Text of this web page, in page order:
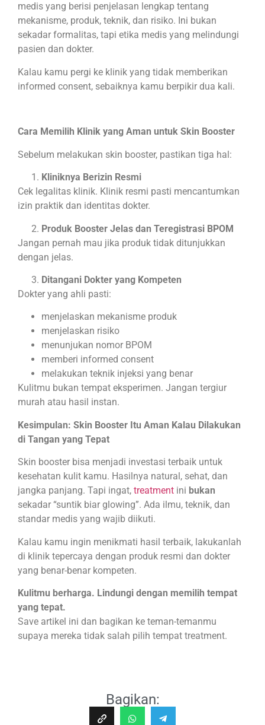
medis yang berisi penjelasan lengkap tentang
mekanisme, produk, teknik, dan risiko. Ini bukan
sekadar formalitas, tapi etika medis yang melindungi
pasien dan dokter.
Kalau kamu pergi ke klinik yang tidak memberikan
informed consent, sebaiknya kamu berpikir dua kali.
Cara Memilih Klinik yang Aman untuk Skin Booster
Sebelum melakukan skin booster, pastikan tiga hal:
Kliniknya Berizin Resmi
Cek legalitas klinik. Klinik resmi pasti mencantumkan
izin praktik dan identitas dokter.
Produk Booster Jelas dan Teregistrasi BPOM
Jangan pernah mau jika produk tidak ditunjukkan
dengan jelas.
Ditangani Dokter yang Kompeten
Dokter yang ahli pasti:
menjelaskan mekanisme produk
menjelaskan risiko
menunjukan nomor BPOM
memberi informed consent
melakukan teknik injeksi yang benar
Kulitmu bukan tempat eksperimen. Jangan tergiur
murah atau hasil instan.
Kesimpulan: Skin Booster Itu Aman Kalau Dilakukan
di Tangan yang Tepat
Skin booster bisa menjadi investasi terbaik untuk
kesehatan kulit kamu. Hasilnya natural, sehat, dan
jangka panjang. Tapi ingat, treatment ini bukan
sekadar “suntik biar glowing”. Ada ilmu, teknik, dan
standar medis yang wajib diikuti.
Kalau kamu ingin menikmati hasil terbaik, lakukanlah
di klinik tepercaya dengan produk resmi dan dokter
yang benar-benar kompeten.
Kulitmu berharga. Lindungi dengan memilih tempat
yang tepat.
Save artikel ini dan bagikan ke teman-temanmu
supaya mereka tidak salah pilih tempat treatment.
Bagikan: